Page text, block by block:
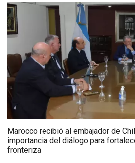
Marocco recibió al embajador de
importancia del diálogo para
fronteriza